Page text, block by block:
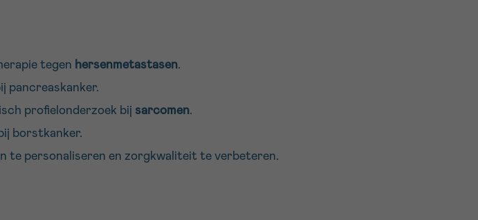
tegen hersenmetastasen.
pancreaskanker.
profielonderzoek bij sarcomen.
borstkanker.
te personaliseren en zorgkwaliteit te verbeteren.